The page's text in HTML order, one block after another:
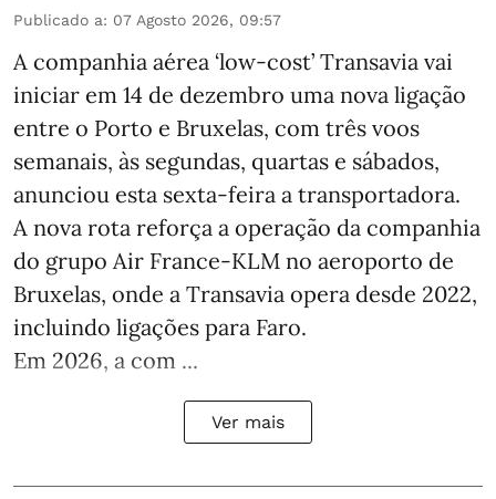
Publicado a: 07 Agosto 2026, 09:57
A companhia aérea ‘low-cost’ Transavia vai
iniciar em 14 de dezembro uma nova ligação
entre o Porto e Bruxelas, com três voos
semanais, às segundas, quartas e sábados,
anunciou esta sexta-feira a transportadora.
A nova rota reforça a operação da companhia
do grupo Air France-KLM no aeroporto de
Bruxelas, onde a Transavia opera desde 2022,
incluindo ligações para Faro.
Em 2026, a com ...
Ver mais